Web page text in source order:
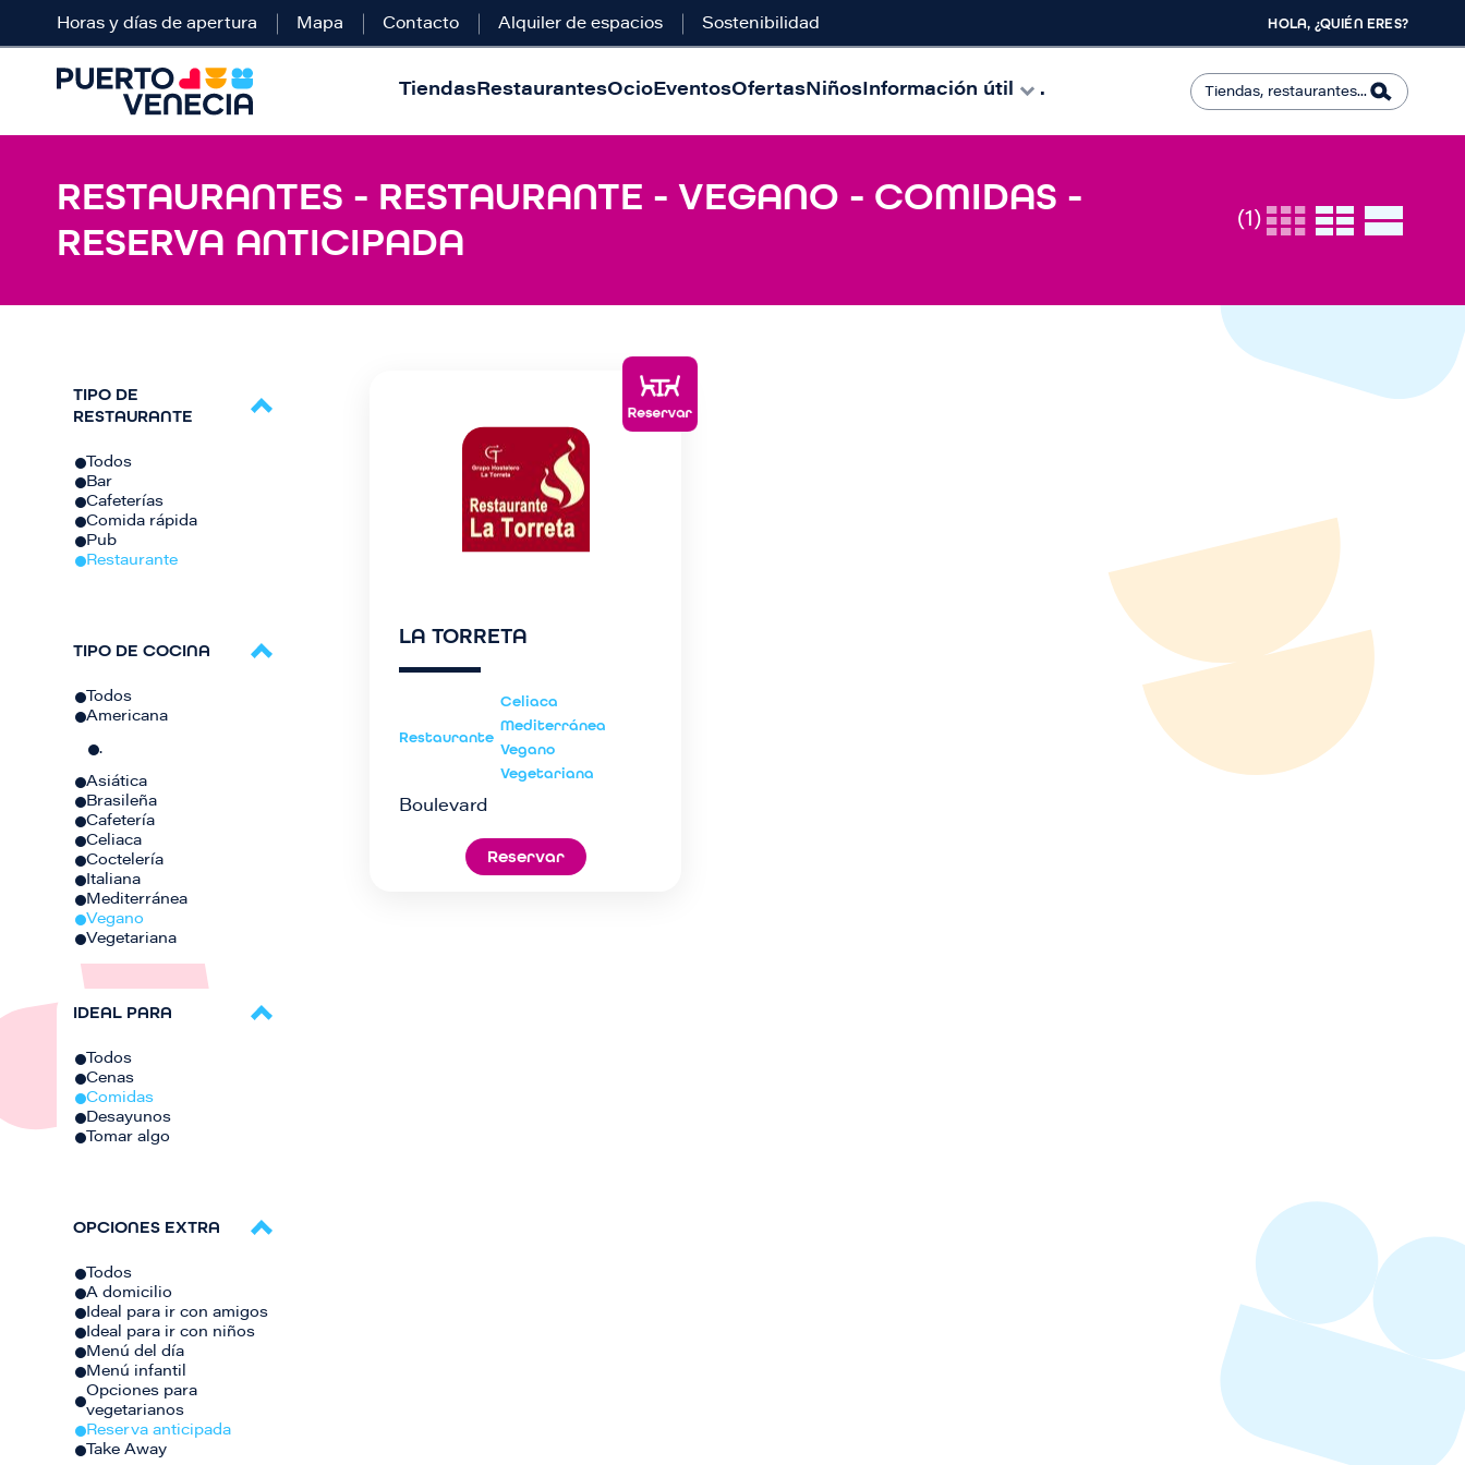
Horas y días de apertura Mapa Contacto Alquiler de espacios Sostenibilidad HOLA, ¿QUIÉN ERES?
TiendasRestaurantesOcioEventosOfertasNiñosInformación útil .
RESTAURANTES - RESTAURANTE - VEGANO - COMIDAS -
RESERVA ANTICIPADA
(1)
TIPO DE
RESTAURANTE
Todos
Bar
Cafeterías
Comida rápida
Pub
Restaurante
TIPO DE COCINA
Todos
Americana
.
Asiática
Brasileña
Cafetería
Celiaca
Coctelería
Italiana
Mediterránea
Vegano
Vegetariana
IDEAL PARA
Todos
Cenas
Comidas
Desayunos
Tomar algo
OPCIONES EXTRA
Todos
A domicilio
Ideal para ir con amigos
Ideal para ir con niños
Menú del día
Menú infantil
Opciones para
vegetarianos
Reserva anticipada
Take Away
LA TORRETA
Restaurante
Celiaca
Mediterránea
Vegano
Vegetariana
Boulevard
Reservar